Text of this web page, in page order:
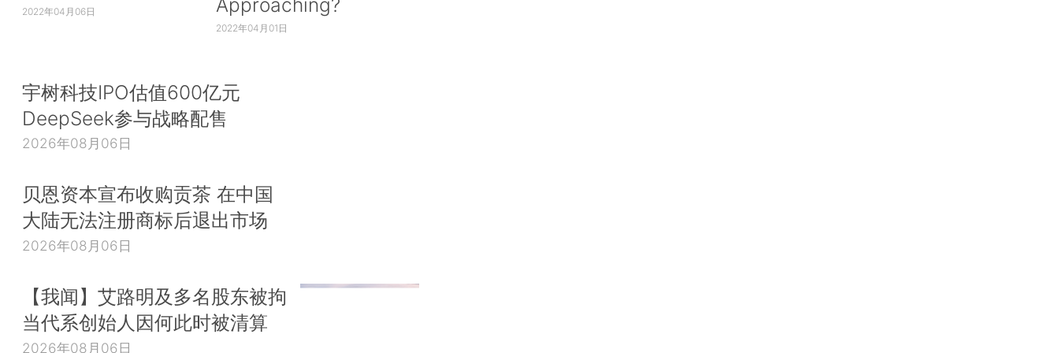
2022年04月06日
2022年04月01日
宇树科技IPO估值600亿元
DeepSeek参与战略配售
2026年08月06日
贝恩资本宣布收购贡茶 在中国
大陆无法注册商标后退出市场
2026年08月06日
【我闻】艾路明及多名股东被拘
当代系创始人因何此时被清算
2026年08月06日